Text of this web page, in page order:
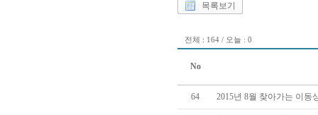
목록보기
전체 : 164 / 오늘 : 0
No
64 2015년 8월 찾아가는 이동